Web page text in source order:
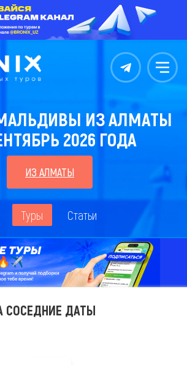
Контакты Меню
ИЗ АЛМАТЫ
2026 ГОДА
ИЗ АЛМАТЫ
Туры Статьи
СОСЕДНИЕ ДАТЫ